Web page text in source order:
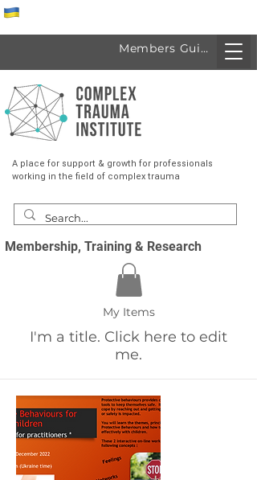
A place for support & growth for professionals
working in the field of complex trauma
Membership, Training & Research
Members Guide
My Items
I'm a title. ​Click here to edit
me.